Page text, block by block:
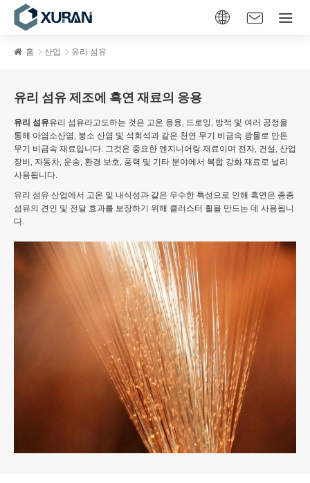
홈 산업 유리 섬유
유리 섬유 제조에 흑연 재료의 응용
유리 섬유유리 섬유라고도하는 것은 고온 용융, 드로잉, 방적 및 여러 공정을
통해 아염소산염, 붕소 산염 및 석회석과 같은 천연 무기 비금속 광물로 만든
무기 비금속 재료입니다. 그것은 중요한 엔지니어링 재료이며 전자, 건설, 산업
장비, 자동차, 운송, 환경 보호, 풍력 및 기타 분야에서 복합 강화 재료로 널리
사용됩니다.
유리 섬유 산업에서 고온 및 내식성과 같은 우수한 특성으로 인해 흑연은 종종
섬유의 견인 및 전달 효과를 보장하기 위해 클러스터 휠을 만드는 데 사용됩니
다.